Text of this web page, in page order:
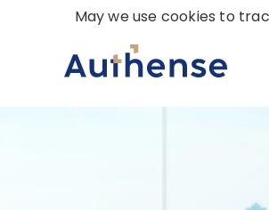
May we use cookies to